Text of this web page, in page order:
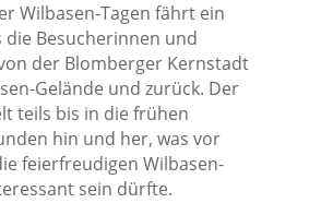
Wilbasen-Tagen fährt ein
die Besucherinnen und
der Blomberger Kernstadt
Gelände und zurück. Der
teils bis in die frühen
hin und her, was vor
feierfreudigen Wilbasen-
sein dürfte.